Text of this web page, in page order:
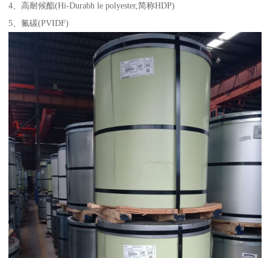
4、高耐候酯(Hi-Durabh le polyester,简称HDP)
5、氟碳(PVIDF)